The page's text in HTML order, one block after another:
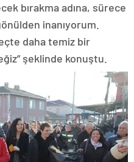
bırakma adına, sürece
inanıyorum.
daha temiz bir
şeklinde konuştu.